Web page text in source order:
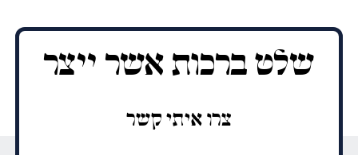
שלט ברכות אשר ייצר
צרו איתי קשר